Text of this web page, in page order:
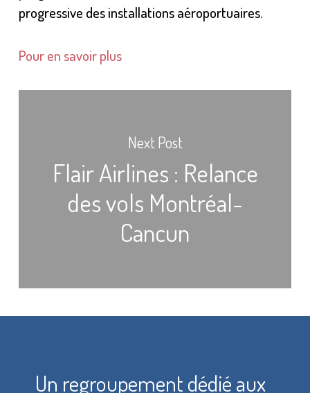
progressive des installations aéroportuaires.
Pour en savoir plus
Next Post
Flair Airlines : Relance
des vols Montréal-
Cancun
Un regroupement dédié aux